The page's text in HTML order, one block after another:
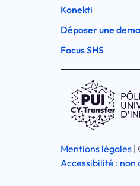
Konekti
Déposer une
Focus SHS
Mentions légales |
Accessibilité : non